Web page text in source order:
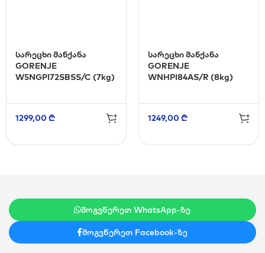
სარეცხი მანქანა
GORENJE
W5NGPI72SBSS/C (7kg)
1299,00₾
სარეცხი მანქანა
GORENJE
WNHPI84AS/R (8kg)
1249,00₾
მოგვწერეთ WhatsApp-ზე
მოგვწერეთ Facebook-ზე